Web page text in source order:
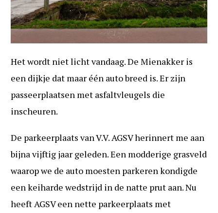
Het wordt niet licht vandaag. De Mienakker is
een dijkje dat maar één auto breed is. Er zijn
passeerplaatsen met asfaltvleugels die
inscheuren.
De parkeerplaats van V.V. AGSV herinnert me aan
bijna vijftig jaar geleden. Een modderige grasveld
waarop we de auto moesten parkeren kondigde
een keiharde wedstrijd in de natte prut aan. Nu
heeft AGSV een nette parkeerplaats met